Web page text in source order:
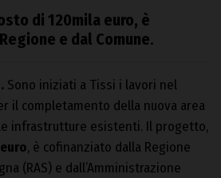
di 120mila euro, è
e dal Comune.
Sono iniziati a Tissi i lavori nel
il completamento della nuova area
infrastrutture esistenti. Il progetto,
, è cofinanziato dalla Regione
(RAS) e dall’Amministrazione